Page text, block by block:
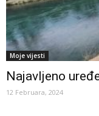
Moje vijesti
Najavljeno
12 Februara, 2024